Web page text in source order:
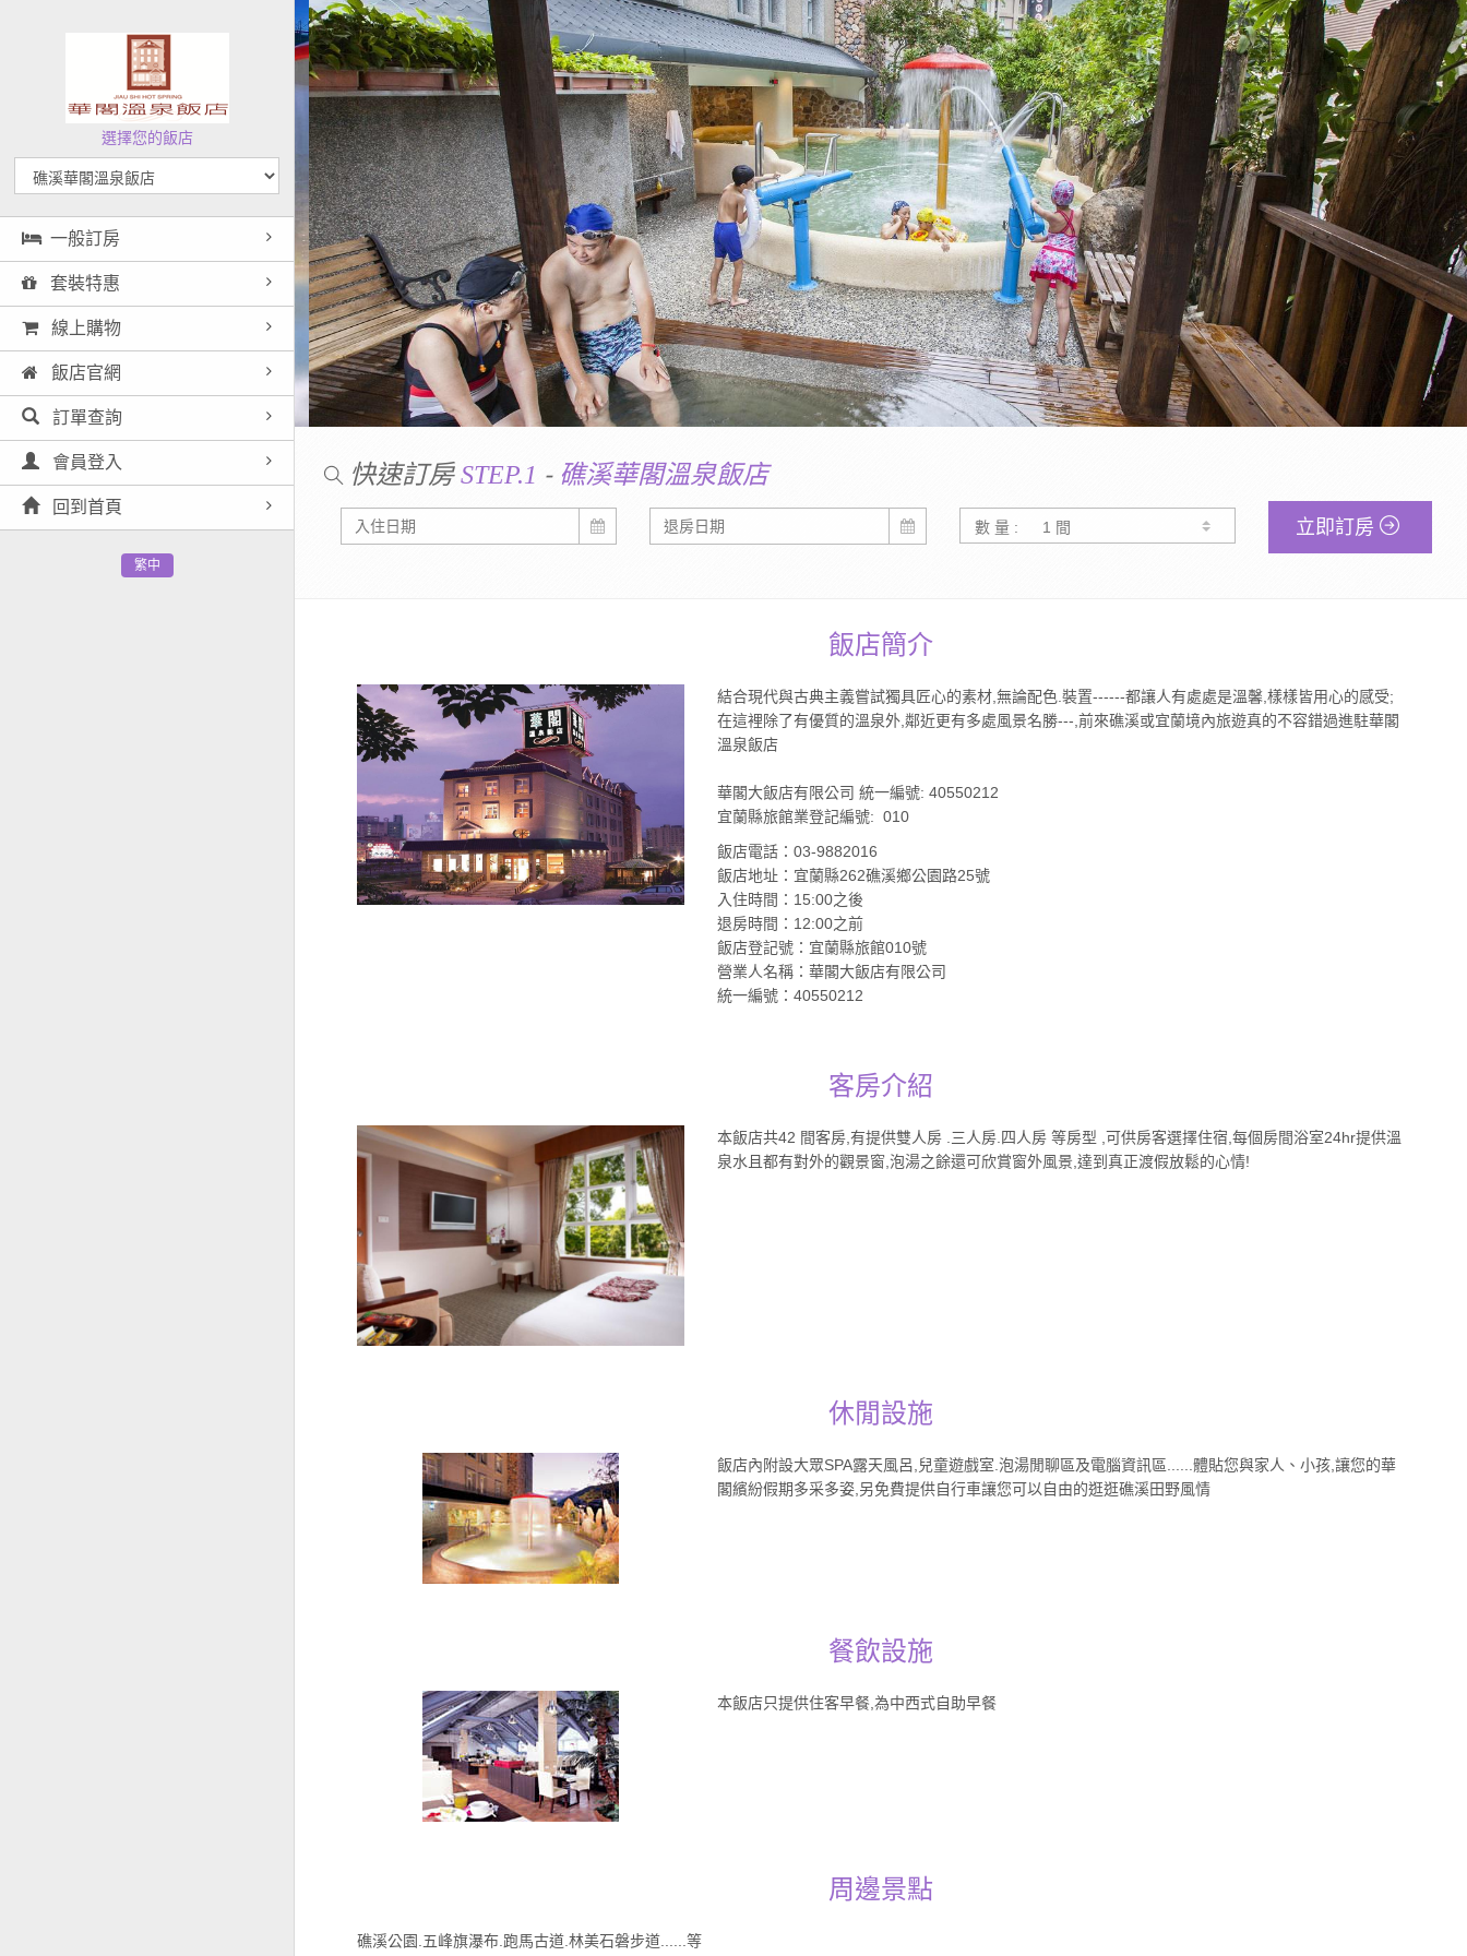
選擇您的飯店
一般訂房
套裝特惠
線上購物
飯店官網
訂單查詢
會員登入
回到首頁
繁中
快速訂房STEP.1 - 礁溪華閣溫泉飯店
數 量 : 立即訂房
飯店簡介
結合現代與古典主義嘗試獨具匠心的素材,無論配色.裝置------都讓人有處處是溫馨,樣樣皆用心的感受;
在這裡除了有優質的溫泉外,鄰近更有多處風景名勝---,前來礁溪或宜蘭境內旅遊真的不容錯過進駐華閣
溫泉飯店
華閣大飯店有限公司 統一編號: 40550212
宜蘭縣旅館業登記編號: 010
飯店電話：03-9882016
飯店地址：宜蘭縣262礁溪鄉公園路25號
入住時間：15:00之後
退房時間：12:00之前
飯店登記號：宜蘭縣旅館010號
營業人名稱：華閣大飯店有限公司
統一編號：40550212
客房介紹
本飯店共42 間客房,有提供雙人房 .三人房.四人房 等房型 ,可供房客選擇住宿,每個房間浴室24hr提供溫
泉水且都有對外的觀景窗,泡湯之餘還可欣賞窗外風景,達到真正渡假放鬆的心情!
休閒設施
飯店內附設大眾SPA露天風呂,兒童遊戲室.泡湯閒聊區及電腦資訊區......體貼您與家人、小孩,讓您的華
閣繽紛假期多采多姿,另免費提供自行車讓您可以自由的逛逛礁溪田野風情
餐飲設施
本飯店只提供住客早餐,為中西式自助早餐
周邊景點
礁溪公園.五峰旗瀑布.跑馬古道.林美石磐步道......等